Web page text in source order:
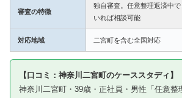
審査の特徴
独自審査。任意整理返済中
いれば相談可能
対応地域 二宮町を含む全国対応
【口コミ：神奈川二宮町のケーススタディ】
神奈川二宮町・39歳・正社員・男性「任意整